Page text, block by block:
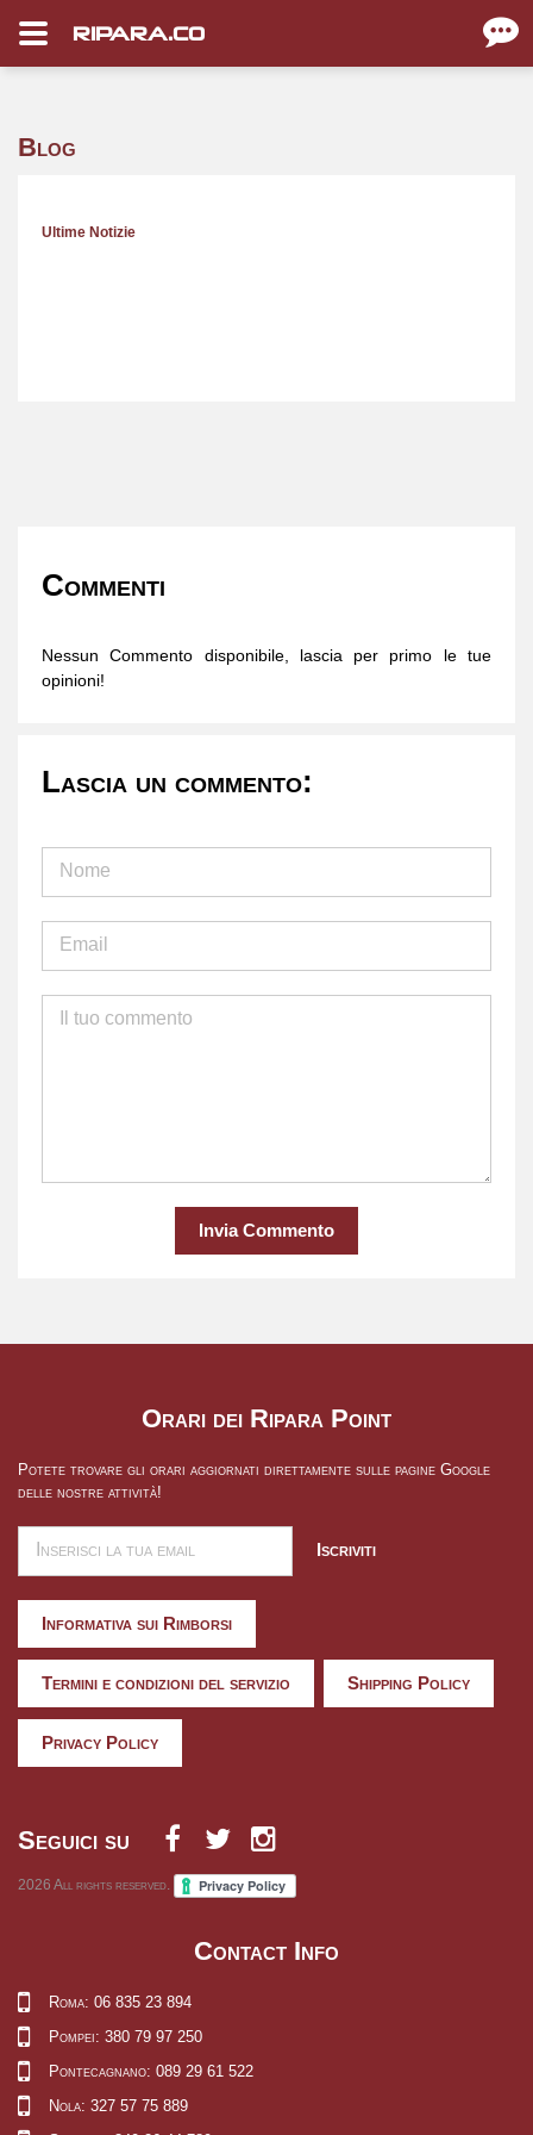
RIPARA.CO
Blog
Ultime Notizie
Commenti
Nessun Commento disponibile, lascia per primo le tue
opinioni!
Lascia un commento:
Invia Commento
Orari dei Ripara Point
Potete trovare gli orari aggiornati direttamente sulle pagine Google
delle nostre attività!
Iscriviti
Informativa sui Rimborsi
Termini e condizioni del servizio Shipping Policy
Privacy Policy
Seguici su
2026 All rights reserved.
Contact Info
Roma: 06 835 23 894
Pompei: 380 79 97 250
Pontecagnano: 089 29 61 522
Nola: 327 57 75 889